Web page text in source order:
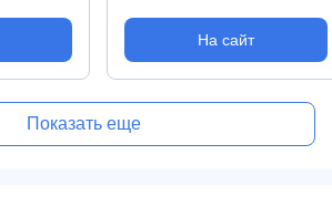
На сайт
Показать еще